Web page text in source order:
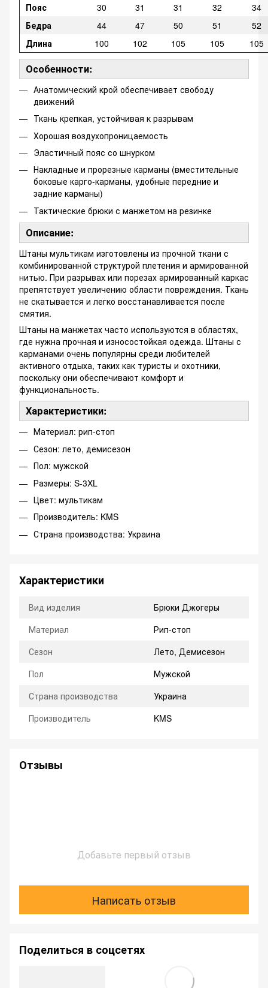
Пояс
30 31 31 32
34
Бедра
44 47 50 51
52
Длина
100 102 105 105 105
Особенности:
Анатомический крой обеспечивает свободу
движений
Ткань крепкая, устойчивая к разрывам
Хорошая воздухопроницаемость
Эластичный пояс со шнурком
Накладные и прорезные карманы (вместительные
боковые карго-карманы, удобные передние и
задние карманы)
Тактические брюки с манжетом на резинке
Описание:
Штаны мультикам изготовлены из прочной ткани с
комбинированной структурой плетения и армированной
нитью. При разрывах или порезах армированный каркас
препятствует увеличению области повреждения. Ткань
не скатывается и легко восстанавливается после
смятия.
Штаны на манжетах часто используются в областях,
где нужна прочная и износостойкая одежда. Штаны с
карманами очень популярны среди любителей
активного отдыха, таких как туристы и охотники,
поскольку они обеспечивают комфорт и
функциональность.
Характеристики:
Материал: рип-стоп
Сезон: лето, демисезон
Пол: мужской
Размеры: S-3XL
Цвет: мультикам
Производитель: KMS
Страна производства: Украина
Характеристики
Вид изделия
Брюки Джогеры
Материал
Рип-стоп
Сезон
Лето, Демисезон
Пол
Мужской
Страна производства
Украина
Производитель
KMS
Отзывы
Добавьте первый отзыв
Написать отзыв
Поделиться в соцсетях